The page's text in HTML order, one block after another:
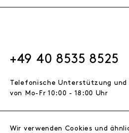
+49 40 8535 8525
Telefonische Unterstützung und
von Mo-Fr 10:00 - 18:00 Uhr
Wir verwenden Cookies und